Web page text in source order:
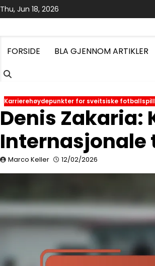
Skip
to
Thu, Jun 18, 2026
FORSIDE BLA GJENNOM ARTIKLER
Karrierehøydepunkter for sveitsiske
Denis Zakaria:
Internasjonale
Marco Keller 12/02/2026